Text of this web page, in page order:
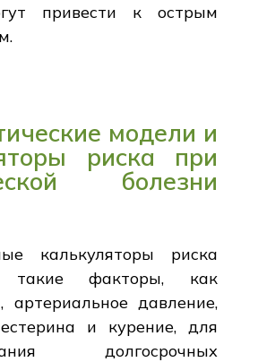
привести к острым
модели и
риска при
болезни
калькуляторы риска
такие факторы, как
артериальное давление,
и курение, для
долгосрочных